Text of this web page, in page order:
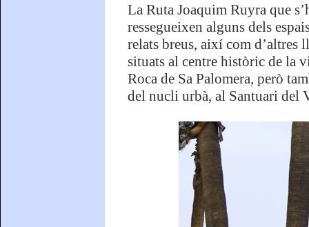
La Ruta Joaquim Ruyra que
ressegueixen alguns dels
relats breus, així com d’altres
situats al centre històric de la
Roca de Sa Palomera, però
del nucli urbà, al Santuari del